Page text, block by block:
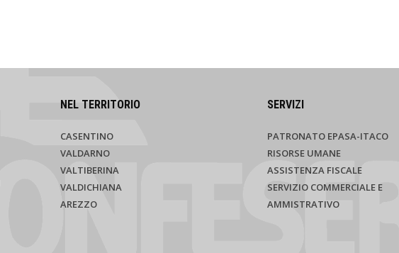
NEL TERRITORIO
CASENTINO
VALDARNO
VALTIBERINA
VALDICHIANA
AREZZO
SERVIZI
PATRONATO EPASA-ITACO
RISORSE UMANE
ASSISTENZA FISCALE
SERVIZIO COMMERCIALE E
AMMISTRATIVO